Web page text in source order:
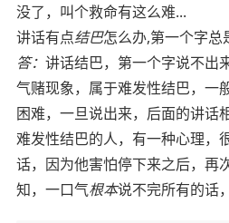
没了，叫个救命有这么难...
讲话有点结巴怎么办,第一个字总
答： 讲话结巴，第一个字说不出
气赌现象，属于难发性结巴，一
困难，一旦说出来，后面的讲话
难发性结巴的人，有一种心理，
话，因为他害怕停下来之后，再
知，一口气根本说不完所有的话